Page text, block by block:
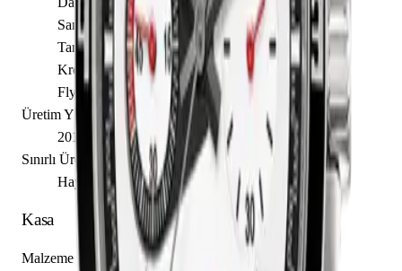
Saniye
Tarih
Kronograf
Flyback
Üretim Yılı
2010
Sınırlı Üretim
Hayır
Kasa
Malzeme